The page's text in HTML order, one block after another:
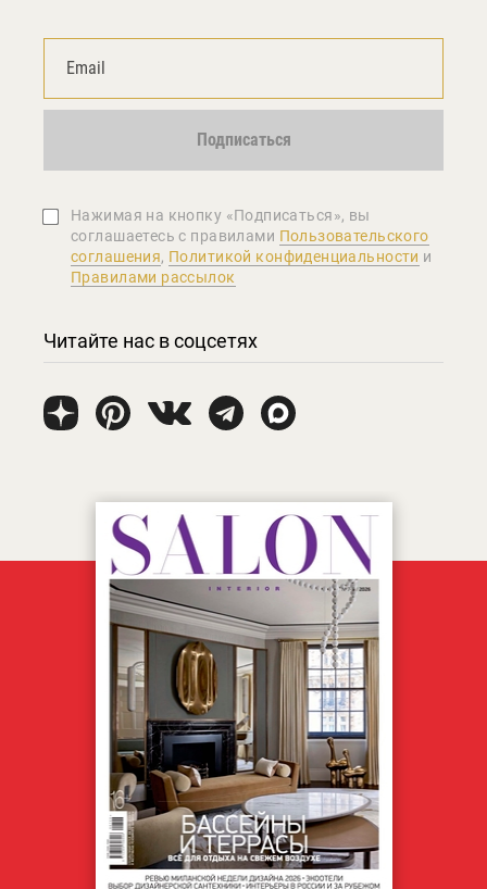
Подписаться
Нажимая на кнопку «Подписаться», вы
соглашаетеcь с правилами Пользовательского
соглашения, Политикой конфиденциальности и
Правилами рассылок
Читайте нас в соцсетях